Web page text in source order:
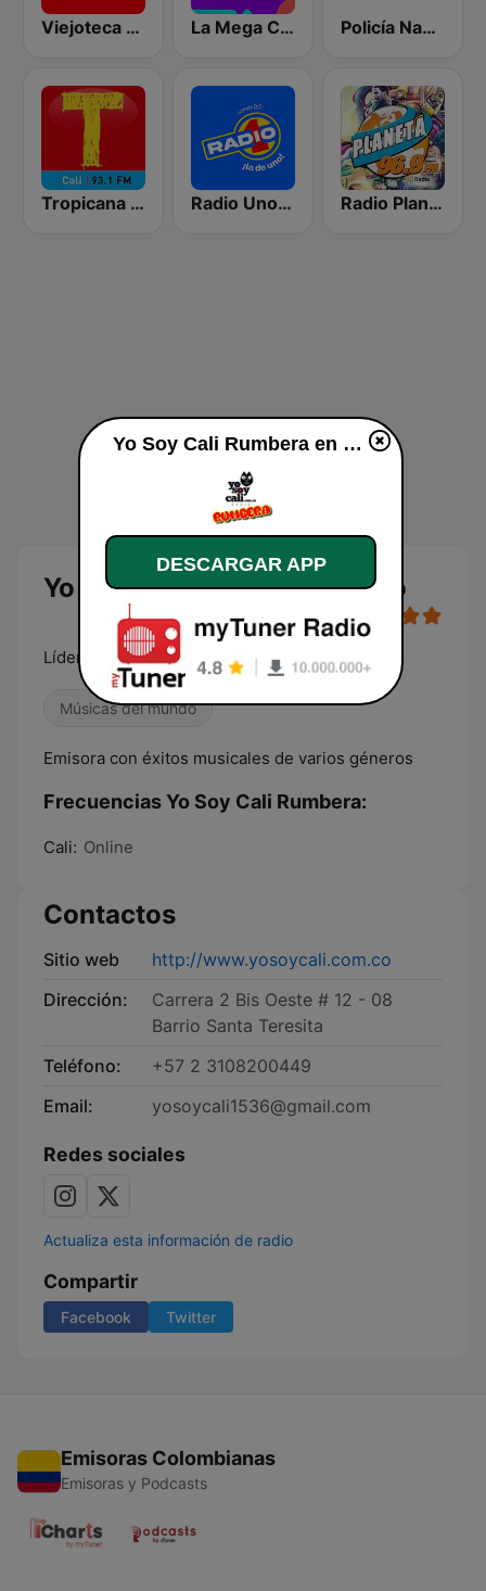
Viejoteca Salsa Merengue Tropical La Mega Cali Policía Nacional - Cali
Tropicana Cali Radio Uno Cali Radio Planeta 96.9 FM
Yo Soy Cali Rumbera en vivo
Líder en Variedad
Músicas del mundo
Emisora con éxitos musicales de varios géneros
Frecuencias Yo Soy Cali Rumbera:
Cali: Online
Contactos
Sitio web
http://www.yosoycali.com.co
Dirección:
Carrera 2 Bis Oeste # 12 - 08
Barrio Santa Teresita
Teléfono:
+57 2 3108200449
Email:
yosoycali1536@gmail.com
Redes sociales
Actualiza esta información de radio
Compartir
Facebook Twitter
Emisoras Colombianas
Emisoras y Podcasts
Yo Soy Cali Rumbera en vivo
DESCARGAR APP